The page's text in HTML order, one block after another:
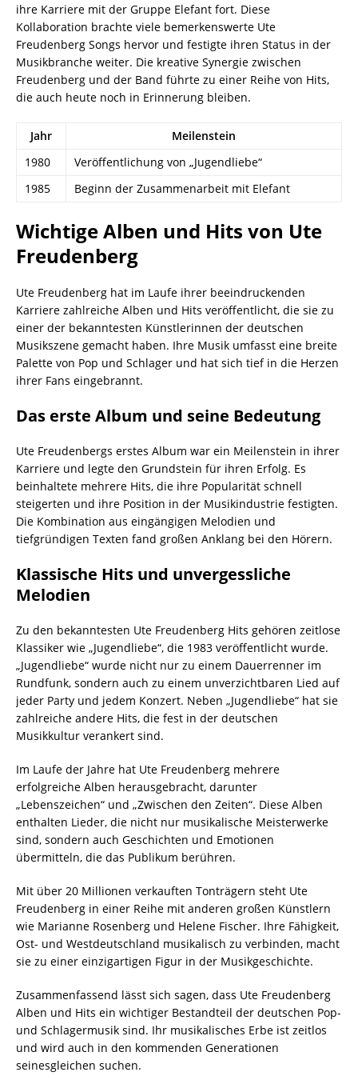
ihre Karriere mit der Gruppe Elefant fort. Diese
Kollaboration brachte viele bemerkenswerte Ute
Freudenberg Songs hervor und festigte ihren Status in der
Musikbranche weiter. Die kreative Synergie zwischen
Freudenberg und der Band führte zu einer Reihe von Hits,
die auch heute noch in Erinnerung bleiben.
Jahr
Meilenstein
1980
Veröffentlichung von „Jugendliebe“
1985
Beginn der Zusammenarbeit mit Elefant
Wichtige Alben und Hits von Ute
Freudenberg
Ute Freudenberg hat im Laufe ihrer beeindruckenden
Karriere zahlreiche Alben und Hits veröffentlicht, die sie zu
einer der bekanntesten Künstlerinnen der deutschen
Musikszene gemacht haben. Ihre Musik umfasst eine breite
Palette von Pop und Schlager und hat sich tief in die Herzen
ihrer Fans eingebrannt.
Das erste Album und seine Bedeutung
Ute Freudenbergs erstes Album war ein Meilenstein in ihrer
Karriere und legte den Grundstein für ihren Erfolg. Es
beinhaltete mehrere Hits, die ihre Popularität schnell
steigerten und ihre Position in der Musikindustrie festigten.
Die Kombination aus eingängigen Melodien und
tiefgründigen Texten fand großen Anklang bei den Hörern.
Klassische Hits und unvergessliche
Melodien
Zu den bekanntesten Ute Freudenberg Hits gehören zeitlose
Klassiker wie „Jugendliebe“, die 1983 veröffentlicht wurde.
„Jugendliebe“ wurde nicht nur zu einem Dauerrenner im
Rundfunk, sondern auch zu einem unverzichtbaren Lied auf
jeder Party und jedem Konzert. Neben „Jugendliebe“ hat sie
zahlreiche andere Hits, die fest in der deutschen
Musikkultur verankert sind.
Im Laufe der Jahre hat Ute Freudenberg mehrere
erfolgreiche Alben herausgebracht, darunter
„Lebenszeichen“ und „Zwischen den Zeiten“. Diese Alben
enthalten Lieder, die nicht nur musikalische Meisterwerke
sind, sondern auch Geschichten und Emotionen
übermitteln, die das Publikum berühren.
Mit über 20 Millionen verkauften Tonträgern steht Ute
Freudenberg in einer Reihe mit anderen großen Künstlern
wie Marianne Rosenberg und Helene Fischer. Ihre Fähigkeit,
Ost- und Westdeutschland musikalisch zu verbinden, macht
sie zu einer einzigartigen Figur in der Musikgeschichte.
Zusammenfassend lässt sich sagen, dass Ute Freudenberg
Alben und Hits ein wichtiger Bestandteil der deutschen Pop-
und Schlagermusik sind. Ihr musikalisches Erbe ist zeitlos
und wird auch in den kommenden Generationen
seinesgleichen suchen.